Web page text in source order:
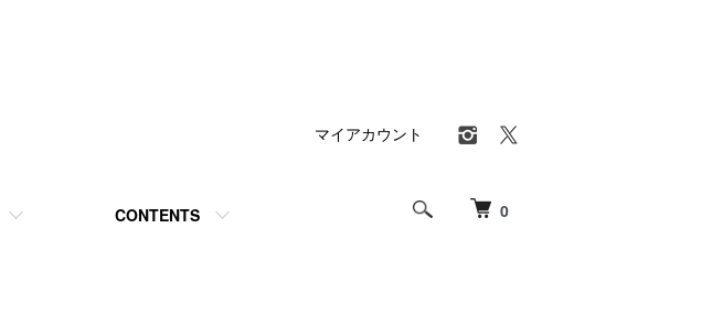
0
CONTENTS
マイアカウント